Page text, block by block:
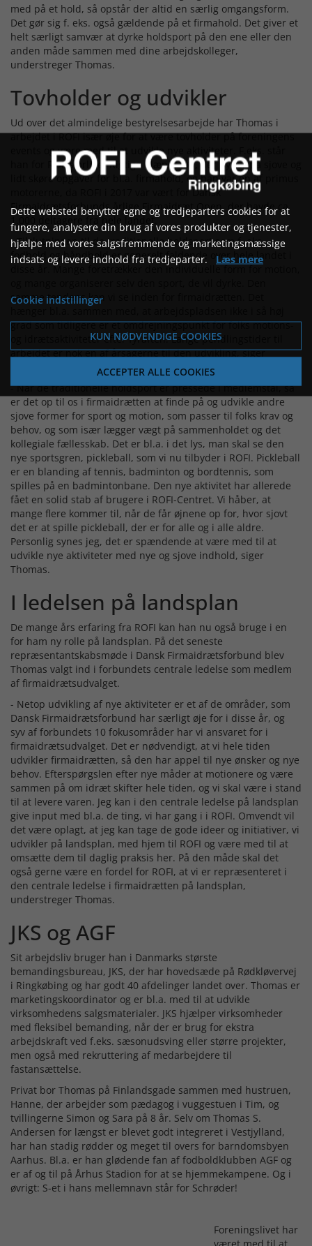
med på et hold, så opstår der altid en særlig omgangsform.
Det gør sig f. eks. også gældende på et firmahold. Det giver et
helt særligt samvær at dyrke holdsport på den ene eller den
anden måde sammen med dine arbejdskolleger,
understreger Thomas.
Tovholder og udvikler
Ud over det almindelige bestyrelsesarbejde har Thomas i
arbejdet i ROFI især øje for at være tovholder på foreningens
events og være med til at udvikle nye aktiviteter. F.eks. står
han for ROFIs årlige ”Rigtige Mænd” løb, der byder på sjove og
lidt skøre opgaver for bl.a. firmahold, og han var en af primus
motorerne, da ROFI i 2017 var vært for Dansk
Firmaidrætsforbunds årlige Firmaidræt Open, der havde ca.
1.000 deltagere fra hele landet.
- Tilslutningen til de traditionelle holdsport som f. eks.
fodbold og håndbold er generelt faldende over hele landet i
disse år. Mange foretrækker den individuelle form for motion,
samme tendens kan vi se inden for firmaidrætten. Det
grad som tidligere er et omdrejningspunkt for folks motions-
og idrætsaktiviteter efter fyraften. Lange pendlingstider til
arbejdet er nok en af årsagerne til den udvikling, siger
- Når de traditionelle holdsport er pressede i medlemstal, så
er det op til os i firmaidrætten at finde på og udvikle andre
sjove former for sport og motion, som passer til folks krav og
behov, og som især lægger vægt på sammenholdet og det
kollegiale fællesskab. Det er bl.a. i det lys, man skal se den
nye sportsgren, pickleball, som vi nu tilbyder i ROFI. Pickleball
er en blanding af tennis, badminton og bordtennis, som
spilles på en badmintonbane. Den nye aktivitet har allerede
fået en solid stab af brugere i ROFI-Centret. Vi håber, at
mange flere kommer til, når de får øjnene op for, hvor sjovt
det er at spille pickleball, der er for alle og i alle aldre.
Personlig synes jeg, det er spændende at være med til at
udvikle nye aktiviteter med nye og sjove indhold, siger
Thomas.
I ledelsen på landsplan
De mange års erfaring fra ROFI kan han nu også bruge i en
for ham ny rolle på landsplan. På det seneste
repræsentantskabsmøde i Dansk Firmaidrætsforbund blev
Thomas valgt ind i forbundets centrale ledelse som medlem
af firmaidrætsudvalget.
- Netop udvikling af nye aktiviteter er et af de områder, som
Dansk Firmaidrætsforbund har særligt øje for i disse år, og
syv af forbundets 10 fokusområder har vi ansvaret for i
firmaidrætsudvalget. Det er nødvendigt, at vi hele tiden
udvikler firmaidrætten, så den har appel til nye ønsker og nye
behov. Efterspørgslen efter nye måder at motionere og være
sammen på om idræt skifter hele tiden, og vi skal være i stand
til at levere varen. Jeg kan i den centrale ledelse på landsplan
give input med bl.a. de ting, vi har gang i i ROFI. Omvendt vil
det være oplagt, at jeg kan tage de gode ideer og initiativer, vi
udvikler på landsplan, med hjem til ROFI og være med til at
omsætte dem til daglig praksis her. På den måde skal det
også gerne være en fordel for ROFI, at vi er repræsenteret i
den centrale ledelse i firmaidrætten på landsplan,
understreger Thomas.
JKS og AGF
Sit arbejdsliv bruger han i Danmarks største
bemandingsbureau, JKS, der har hovedsæde på Rødkløvervej
i Ringkøbing og har godt 40 afdelinger landet over. Thomas er
marketingskoordinator og er bl.a. med til at udvikle
virksomhedens salgsmaterialer. JKS hjælper virksomheder
med fleksibel bemanding, når der er brug for ekstra
arbejdskraft ved f.eks. sæsonudsving eller større projekter,
men også med rekruttering af medarbejdere til
fastansættelse.
Privat bor Thomas på Finlandsgade sammen med hustruen,
Hanne, der arbejder som pædagog i vuggestuen i Tim, og
tvillingerne Simon og Sara på 8 år. Selv om Thomas S.
Andersen for længst er blevet godt integreret i Vestjylland,
har han stadig rødder og meget til overs for barndomsbyen
Aarhus. Bl.a. er han glødende fan af fodboldklubben AGF og
er af og til på Århus Stadion for at se hjemmekampene. Og i
øvrigt: S-et i hans mellemnavn står for Schrøder!
Foreningslivet har
Dette websted benytter egne og tredjeparters cookies for at
fungere, analysere din brug af vores produkter og tjenester,
hjælpe med vores salgsfremmende og marketingsmæssige
indsats og levere indhold fra tredjeparter. Læs mere
Cookie indstillinger
KUN NØDVENDIGE COOKIES
ACCEPTER ALLE COOKIES